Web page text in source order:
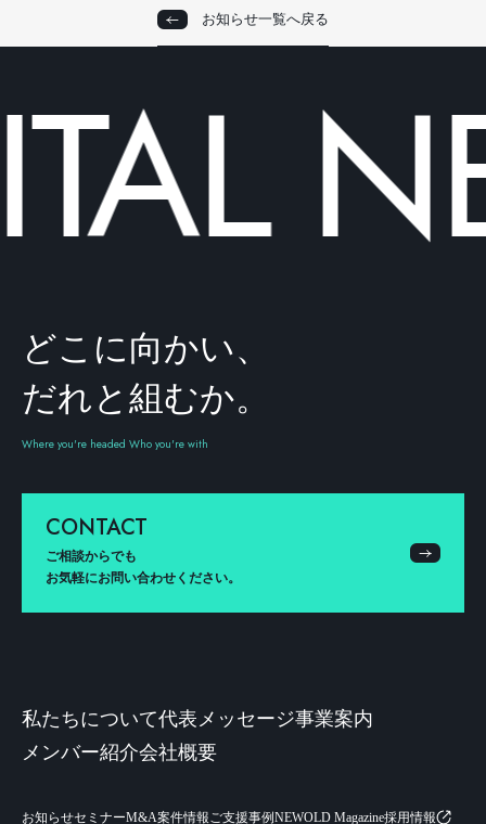
お知らせ一覧へ戻る
どこに向かい、
だれと組むか。
Where you're headed Who you're with
CONTACT
ご相談からでも
お気軽にお問い合わせください。
私たちについて代表メッセージ事業案内
メンバー紹介会社概要
お知らせセミナーM&A案件情報ご支援事例NEWOLD Magazine採用情報